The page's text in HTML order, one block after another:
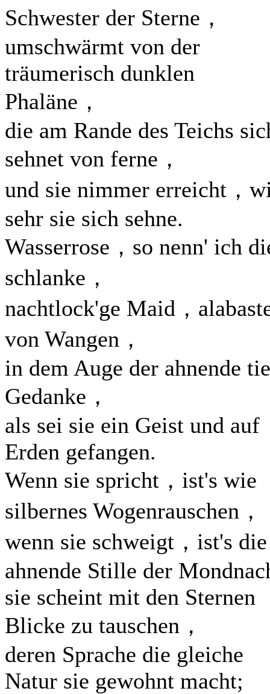
Schwester der Sterne，
umschwärmt von der
träumerisch dunklen
Phaläne，
die am Rande des Teichs
sehnet von ferne，
und sie nimmer erreicht，
sehr sie sich sehne.
Wasserrose，so nenn' ich
schlanke，
nachtlock'ge Maid，
von Wangen，
in dem Auge der ahnende
Gedanke，
als sei sie ein Geist und auf
Erden gefangen.
Wenn sie spricht，ist's wie
silbernes Wogenrauschen，
wenn sie schweigt，ist's die
ahnende Stille der
sie scheint mit den Sternen
Blicke zu tauschen，
deren Sprache die gleiche
Natur sie gewohnt macht;